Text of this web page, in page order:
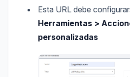
Esta URL debe
Herramientas >
personalizadas